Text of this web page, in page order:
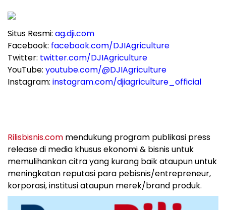
Situs Resmi: ag.dji.com
Facebook: facebook.com/DJIAgriculture
Twitter: twitter.com/DJIAgriculture
YouTube: youtube.com/@DJIAgriculture
Instagram: instagram.com/djiagriculture_official
Rilisbisnis.com mendukung program publikasi press
release di media khusus ekonomi & bisnis untuk
memulihankan citra yang kurang baik ataupun untuk
meningkatan reputasi para pebisnis/entrepreneur,
korporasi, institusi ataupun merek/brand produk.